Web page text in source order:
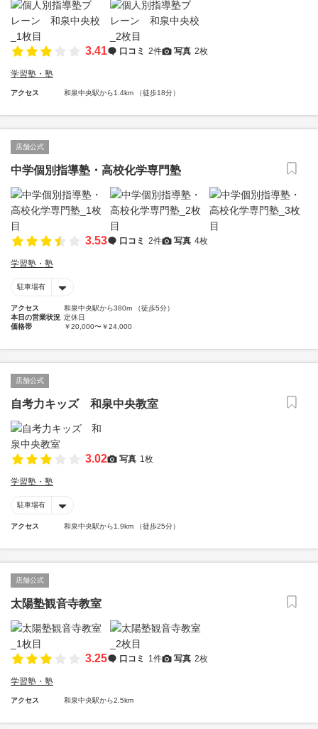
3.41 口コミ 2件 写真 2枚
学習塾・塾
アクセス 和泉中央駅から1.4km （徒歩18分）
店舗公式
中学個別指導塾・高校化学専門塾
3.53 口コミ 2件 写真 4枚
学習塾・塾
駐車場有
アクセス
和泉中央駅から380m （徒歩5分）
本日の営業状況 定休日
価格帯
￥20,000〜￥24,000
店舗公式
自考力キッズ 和泉中央教室
3.02 写真 1枚
学習塾・塾
駐車場有
アクセス 和泉中央駅から1.9km （徒歩25分）
店舗公式
太陽塾観音寺教室
3.25 口コミ 1件 写真 2枚
学習塾・塾
アクセス 和泉中央駅から2.5km